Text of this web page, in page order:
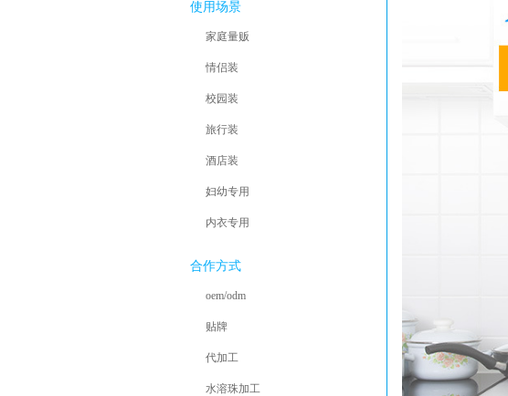
使用场景
家庭量贩
情侣装
校园装
旅行装
酒店装
妇幼专用
内衣专用
合作方式
oem/odm
贴牌
代加工
水溶珠加工